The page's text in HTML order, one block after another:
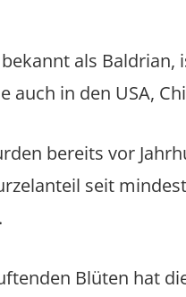
als Baldrian,
in den USA,
bereits vor
seit
Blüten hat